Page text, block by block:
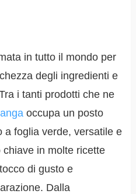
in tutto il mondo per
degli ingredienti e
i tanti prodotti che ne
occupa un posto
a foglia verde, versatile e
in molte ricette
di gusto e
Dalla